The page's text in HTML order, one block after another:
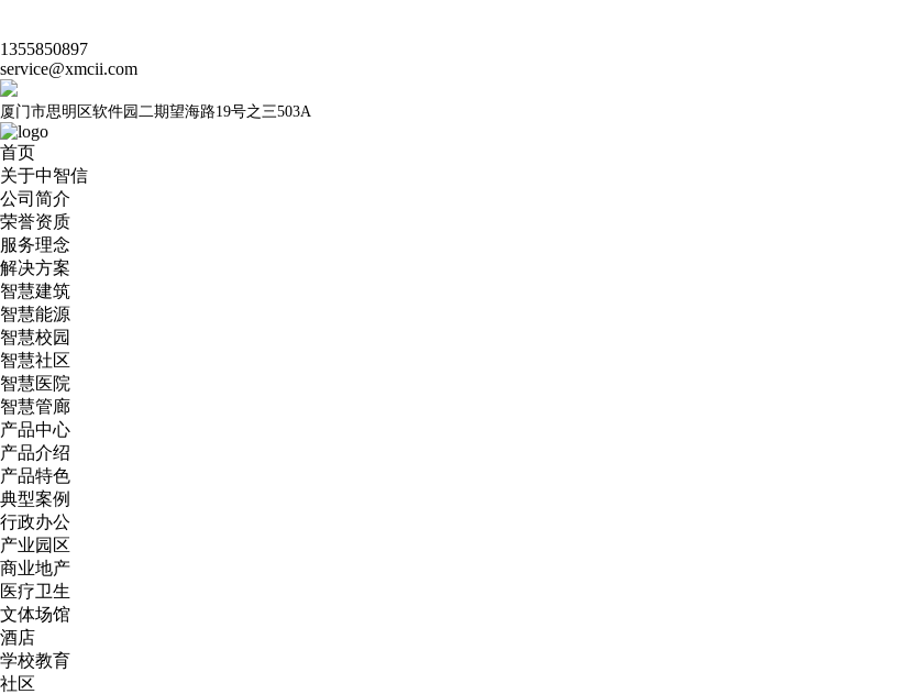
1355850897
service@xmcii.com
厦门市思明区软件园二期望海路19号之三503A
首页
关于中智信
公司简介
荣誉资质
服务理念
解决方案
智慧建筑
智慧能源
智慧校园
智慧社区
智慧医院
智慧管廊
产品中心
产品介绍
产品特色
典型案例
行政办公
产业园区
商业地产
医疗卫生
文体场馆
酒店
学校教育
社区